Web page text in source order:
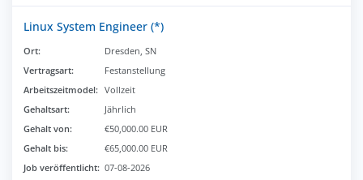
Linux System Engineer (*)
Ort:
Dresden, SN
Vertragsart:
Festanstellung
Arbeitszeitmodel: Vollzeit
Gehaltsart:
Jährlich
Gehalt von:
€50,000.00 EUR
Gehalt bis:
€65,000.00 EUR
Job veröffentlicht: 07-08-2026